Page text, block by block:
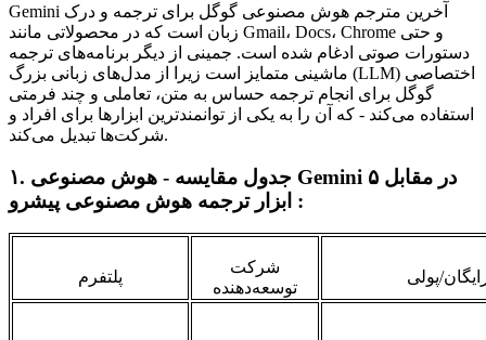
Gemini آخرین مترجم هوش مصنوعی گوگل برای ترجمه و درک
زبان است که در محصولاتی مانند Gmail، Docs، Chrome و حتی
دستورات صوتی ادغام شده است. جمینی از دیگر برنامه‌های ترجمه
ماشینی متمایز است زیرا از مدل‌های زبانی بزرگ (LLM) اختصاصی
گوگل برای انجام ترجمه حساس به متن، تعاملی و چند فرمتی
استفاده می‌کند - که آن را به یکی از توانمندترین ابزارها برای افراد و
شرکت‌ها تبدیل می‌کند.
۱. جدول مقایسه - هوش مصنوعی Gemini در مقابل ۵
ابزار ترجمه هوش مصنوعی پیشرو :
پلتفرم
شرکت
توسعه‌دهنده
پولی